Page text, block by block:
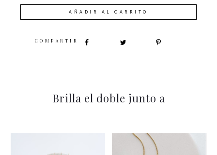
AÑADIR AL CARRITO
SHARE
Brilla el doble junto a